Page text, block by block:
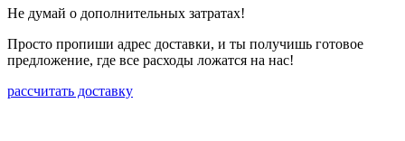
Не думай о дополнительных затратах!
Просто пропиши адрес доставки, и ты получишь готовое
предложение, где все расходы ложатся на нас!
рассчитать доставку